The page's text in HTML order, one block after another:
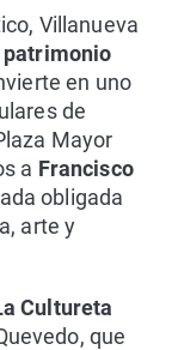
Villanueva
patrimonio
en uno
de
Mayor
a Francisco
obligada
arte y
Cultureta
que